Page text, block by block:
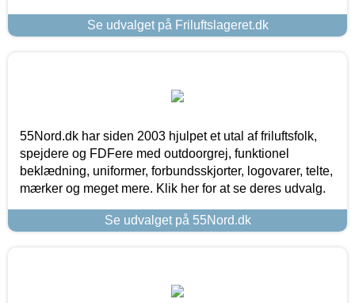
Se udvalget på Friluftslageret.dk
55Nord.dk har siden 2003 hjulpet et utal af friluftsfolk,
spejdere og FDFere med outdoorgrej, funktionel
beklædning, uniformer, forbundsskjorter, logovarer, telte,
mærker og meget mere. Klik her for at se deres udvalg.
Se udvalget på 55Nord.dk